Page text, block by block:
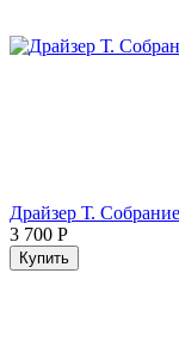
Драйзер Т.
3 700 Р
Купить